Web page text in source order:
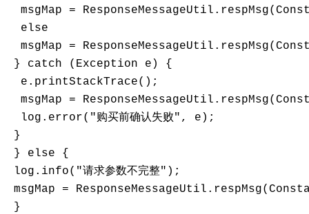
msgMap =
  else
msgMap =
} catch (Exception e) {
  e.printStackTrace();
msgMap =
  log.error("购买前确认失败", e);
}
} else {
log.info("请求参数不完整");
msgMap =
}